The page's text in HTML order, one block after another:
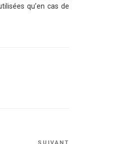
qu’en cas de